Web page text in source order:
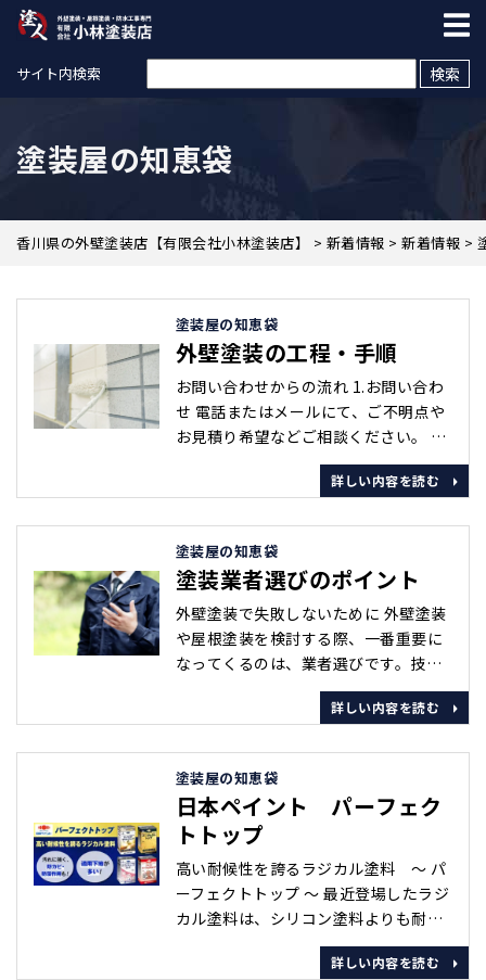
サイト内検索
塗装屋の知恵袋
香川県の外壁塗装店【有限会社小林塗装店】 > 新着情報 > 新着情報 >
塗装屋の知恵袋
外壁塗装の工程・手順
お問い合わせからの流れ 1.お問い合わ
せ 電話またはメールにて、ご不明点や
お⾒積り希望などご相談ください。 お
⾒積り・建物診断・ちょっとしたご相
談、等々、何でもお気軽にお問い合わ
認致します。 お宅を⾒させていただく
ときには、必ずお客様に⽴ち会ってい
ただきます。 ご⾃宅･･･
詳しい内容を読む
塗装屋の知恵袋
塗装業者選びのポイント
外壁塗装で失敗しないために 外壁塗装
や屋根塗装を検討する際、一番重要に
なってくるのは、業者選びです。技術
力もあって、誠実な会社であれば、失
敗することはないでしょうし、逆に、
す。 ここでは、外壁塗装で失敗しない
ために、どんなところに気を付けるべ
きか、いくつかご紹介していきます。
1.相見積りは必ず取りましょう！ ･･･
詳しい内容を読む
塗装屋の知恵袋
日本ペイント パーフェク
トトップ
高い耐候性を誇るラジカル塗料 ～ パ
ーフェクトトップ ～ 最近登場したラジ
カル塗料は、シリコン塗料よりも耐候
性に優れていること、耐久性が15年程
と、従来の塗料よりも寿命が長いこと
詳しい内容を読む